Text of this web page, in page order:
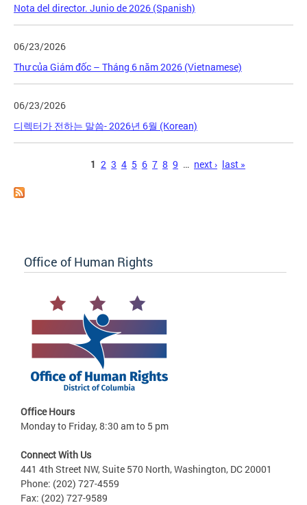
Nota del director. Junio de 2026 (Spanish)
06/23/2026
Thư của Giám đốc – Tháng 6 năm 2026 (Vietnamese)
06/23/2026
디렉터가 전하는 말씀- 2026년 6월 (Korean)
1 2 3 4 5 6 7 8 9 … next › last »
Office of Human Rights
Office Hours
Monday to Friday, 8:30 am to 5 pm
Connect With Us
441 4th Street NW, Suite 570 North, Washington, DC 20001
Phone: (202) 727-4559
Fax: (202) 727-9589